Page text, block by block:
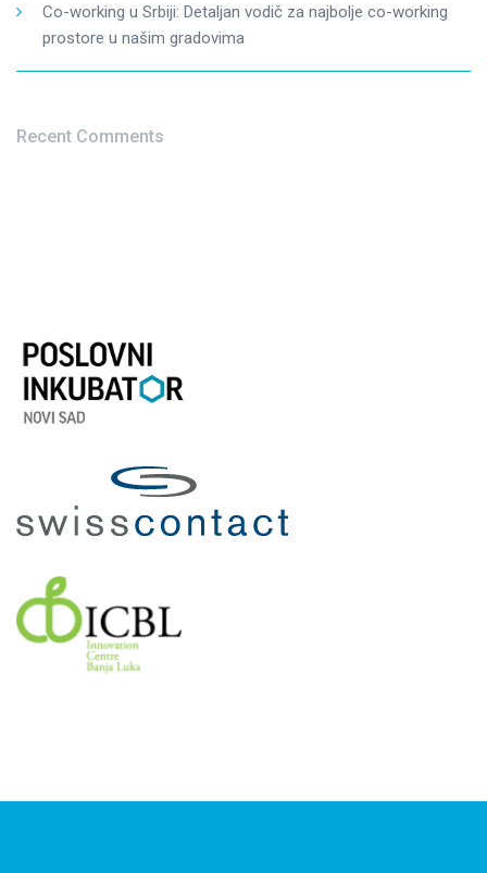
Co-working u Srbiji: Detaljan vodič za najbolje co-working
prostore u našim gradovima
Recent Comments